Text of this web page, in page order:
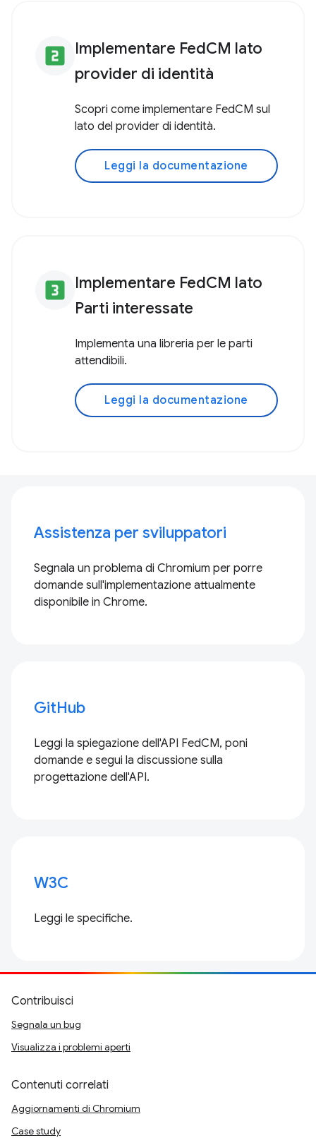
looks_two Implementare FedCM lato
provider di identità
Scopri come implementare FedCM sul
lato del provider di identità.
Leggi la documentazione
looks_3 Implementare FedCM lato
Parti interessate
Implementa una libreria per le parti
attendibili.
Leggi la documentazione
Assistenza per sviluppatori
Segnala un problema di Chromium per porre
domande sull'implementazione attualmente
disponibile in Chrome.
GitHub
Leggi la spiegazione dell'API FedCM, poni
domande e segui la discussione sulla
progettazione dell'API.
W3C
Leggi le specifiche.
Contribuisci
Segnala un bug
Visualizza i problemi aperti
Contenuti correlati
Aggiornamenti di Chromium
Case study